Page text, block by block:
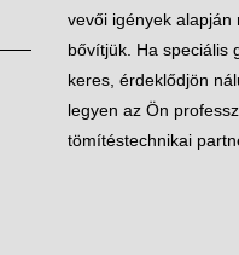
vevői igények alapján
bővítjük. Ha speciális
keres, érdeklődjön
legyen az Ön
tömítéstechnikai